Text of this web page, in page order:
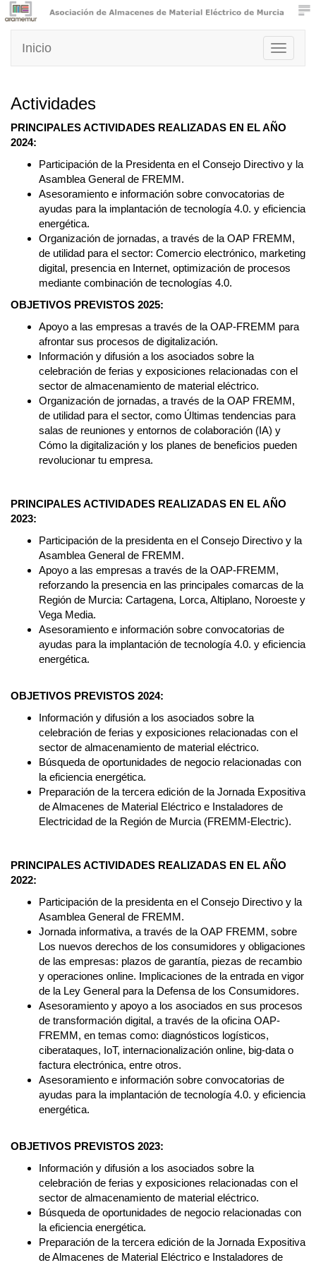
Toggle
Inicio
Actividades
PRINCIPALES ACTIVIDADES REALIZADAS EN EL AÑO
2024:
Participación de la Presidenta en el Consejo Directivo y la
Asamblea General de FREMM.
Asesoramiento e información sobre convocatorias de
ayudas para la implantación de tecnología 4.0. y eficiencia
energética.
Organización de jornadas, a través de la OAP FREMM,
de utilidad para el sector: Comercio electrónico, marketing
digital, presencia en Internet, optimización de procesos
mediante combinación de tecnologías 4.0.
OBJETIVOS PREVISTOS 2025:
Apoyo a las empresas a través de la OAP-FREMM para
afrontar sus procesos de digitalización.
Información y difusión a los asociados sobre la
celebración de ferias y exposiciones relacionadas con el
sector de almacenamiento de material eléctrico.
Organización de jornadas, a través de la OAP FREMM,
de utilidad para el sector, como Últimas tendencias para
salas de reuniones y entornos de colaboración (IA) y
Cómo la digitalización y los planes de beneficios pueden
revolucionar tu empresa.
PRINCIPALES ACTIVIDADES REALIZADAS EN EL AÑO
2023:
Participación de la presidenta en el Consejo Directivo y la
Asamblea General de FREMM.
Apoyo a las empresas a través de la OAP-FREMM,
reforzando la presencia en las principales comarcas de la
Región de Murcia: Cartagena, Lorca, Altiplano, Noroeste y
Vega Media.
Asesoramiento e información sobre convocatorias de
ayudas para la implantación de tecnología 4.0. y eficiencia
energética.
OBJETIVOS PREVISTOS 2024:
Información y difusión a los asociados sobre la
celebración de ferias y exposiciones relacionadas con el
sector de almacenamiento de material eléctrico.
Búsqueda de oportunidades de negocio relacionadas con
la eficiencia energética.
Preparación de la tercera edición de la Jornada Expositiva
de Almacenes de Material Eléctrico e Instaladores de
Electricidad de la Región de Murcia (FREMM-Electric).
PRINCIPALES ACTIVIDADES REALIZADAS EN EL AÑO
2022:
Participación de la presidenta en el Consejo Directivo y la
Asamblea General de FREMM.
Jornada informativa, a través de la OAP FREMM, sobre
Los nuevos derechos de los consumidores y obligaciones
de las empresas: plazos de garantía, piezas de recambio
y operaciones online. Implicaciones de la entrada en vigor
de la Ley General para la Defensa de los Consumidores.
Asesoramiento y apoyo a los asociados en sus procesos
de transformación digital, a través de la oficina OAP-
FREMM, en temas como: diagnósticos logísticos,
ciberataques, IoT, internacionalización online, big-data o
factura electrónica, entre otros.
Asesoramiento e información sobre convocatorias de
ayudas para la implantación de tecnología 4.0. y eficiencia
energética.
OBJETIVOS PREVISTOS 2023:
Información y difusión a los asociados sobre la
celebración de ferias y exposiciones relacionadas con el
sector de almacenamiento de material eléctrico.
Búsqueda de oportunidades de negocio relacionadas con
la eficiencia energética.
Preparación de la tercera edición de la Jornada Expositiva
de Almacenes de Material Eléctrico e Instaladores de